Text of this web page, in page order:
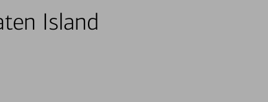
Island